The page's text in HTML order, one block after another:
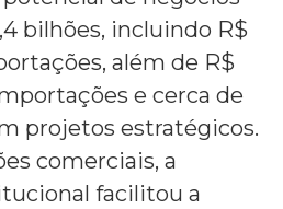
bilhões, incluindo R$
além de R$
e cerca de
projetos estratégicos.
comerciais, a
facilitou a